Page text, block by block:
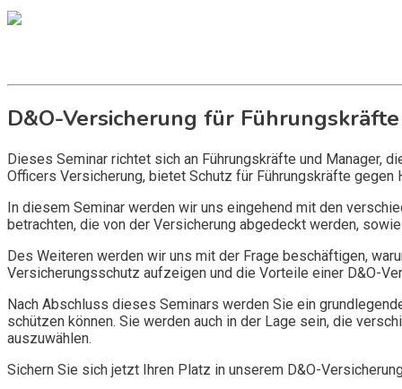
D&O-Versicherung für
Dieses Seminar richtet sich an Führungskräfte und Manager,
Officers Versicherung, bietet Schutz für Führungskräfte
In diesem Seminar werden wir uns eingehend mit den
betrachten, die von der Versicherung abgedeckt werden,
Des Weiteren werden wir uns mit der Frage beschäftigen,
Versicherungsschutz aufzeigen und die Vorteile einer D&O-
Nach Abschluss dieses Seminars werden Sie ein
schützen können. Sie werden auch in der Lage sein, die
auszuwählen.
Sichern Sie sich jetzt Ihren Platz in unserem D&O-